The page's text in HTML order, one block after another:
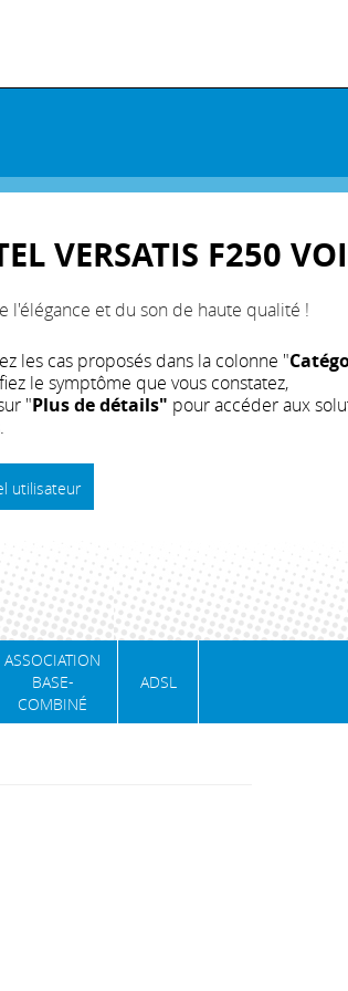
VERSATIS F250
l'élégance et du son de haute qualité !
les cas proposés dans la colonne "
le symptôme que vous constatez,
"Plus de détails" pour accéder aux
utilisateur
ASSOCIATION
BASE-
COMBINÉ
ADSL